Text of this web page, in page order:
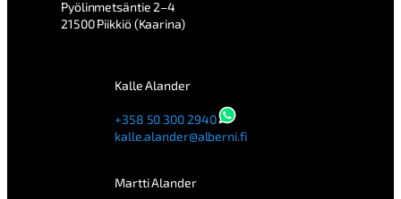
Pyölinmetsäntie 2–4
21500 Piikkiö (Kaarina)
Kalle Alander
+358 50 300 2940
kalle.alander@alberni.fi
Martti Alander